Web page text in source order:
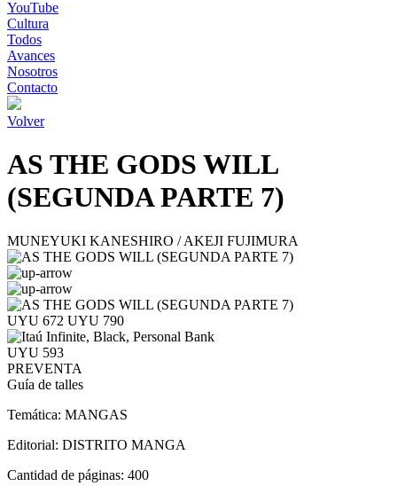
YouTube
Cultura
Todos
Avances
Nosotros
Contacto
Volver
AS THE GODS WILL
(SEGUNDA PARTE 7)
MUNEYUKI KANESHIRO / AKEJI FUJIMURA
UYU 672 UYU 790
UYU 593
PREVENTA
Guía de talles
Temática: MANGAS
Editorial: DISTRITO MANGA
Cantidad de páginas: 400